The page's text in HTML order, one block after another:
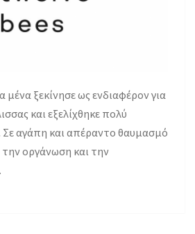
μένα ξεκίνησε ως ενδιαφέρον για
και εξελίχθηκε πολύ
αγάπη και απέραντο θαυμασμό
την οργάνωση και την